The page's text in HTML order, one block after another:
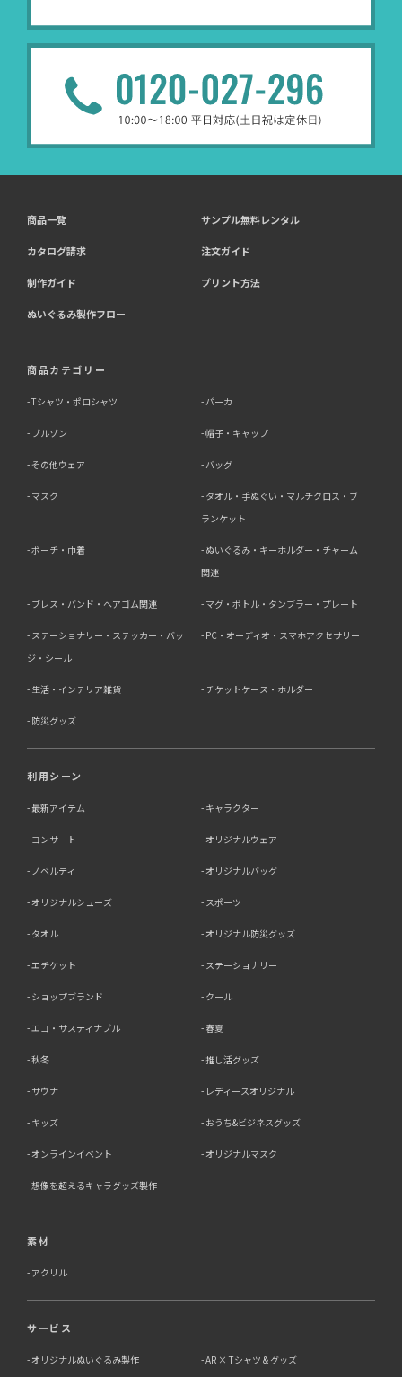
商品一覧 サンプル無料レンタル
カタログ請求 注文ガイド
制作ガイド プリント方法
ぬいぐるみ製作フロー
商品カテゴリー
Tシャツ・ポロシャツ パーカ
ブルゾン 帽子・キャップ
その他ウェア バッグ
マスク
タオル・手ぬぐい・マルチクロス・ブ
ランケット
ポーチ・巾着
ぬいぐるみ・キーホルダー・チャーム
関連
ブレス・バンド・ヘアゴム関連 マグ・ボトル・タンブラー・プレート
ステーショナリー・ステッカー・バッ
ジ・シール
PC・オーディオ・スマホアクセサリー
生活・インテリア雑貨 チケットケース・ホルダー
防災グッズ
利用シーン
最新アイテム キャラクター
コンサート オリジナルウェア
ノベルティ オリジナルバッグ
オリジナルシューズ スポーツ
タオル オリジナル防災グッズ
エチケット ステーショナリー
ショップブランド クール
エコ・サスティナブル 春夏
秋冬 推し活グッズ
サウナ レディースオリジナル
キッズ おうち&ビジネスグッズ
オンラインイベント オリジナルマスク
想像を超えるキャラグッズ製作
素材
アクリル
サービス
オリジナルぬいぐるみ製作 AR × Tシャツ & グッズ